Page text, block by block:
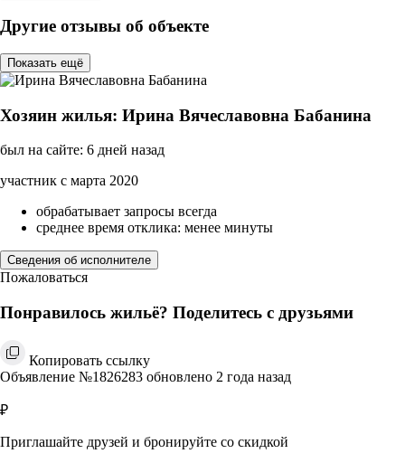
Другие отзывы об объекте
Показать ещё
Хозяин жилья: Ирина Вячеславовна Бабанина
был на сайте: 6 дней назад
участник с марта 2020
обрабатывает запросы всегда
среднее время отклика: менее минуты
Сведения об исполнителе
Пожаловаться
Понравилось жильё? Поделитесь с друзьями
Копировать ссылку
Объявление №1826283 обновлено 2 года назад
₽
Приглашайте друзей и бронируйте со скидкой